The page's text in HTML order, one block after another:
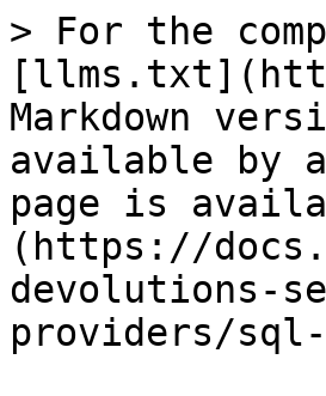
> For the
Markdown
available by
page is
(https://
devolutions-
providers/